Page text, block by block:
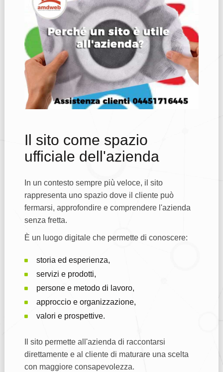
Il sito come spazio
ufficiale dell'azienda
In un contesto sempre più veloce, il sito
rappresenta uno spazio dove il cliente può
fermarsi, approfondire e comprendere l'azienda
senza fretta.
È un luogo digitale che permette di conoscere:
storia ed esperienza,
servizi e prodotti,
persone e metodo di lavoro,
approccio e organizzazione,
valori e prospettive.
Il sito permette all'azienda di raccontarsi
direttamente e al cliente di maturare una scelta
con maggiore consapevolezza.